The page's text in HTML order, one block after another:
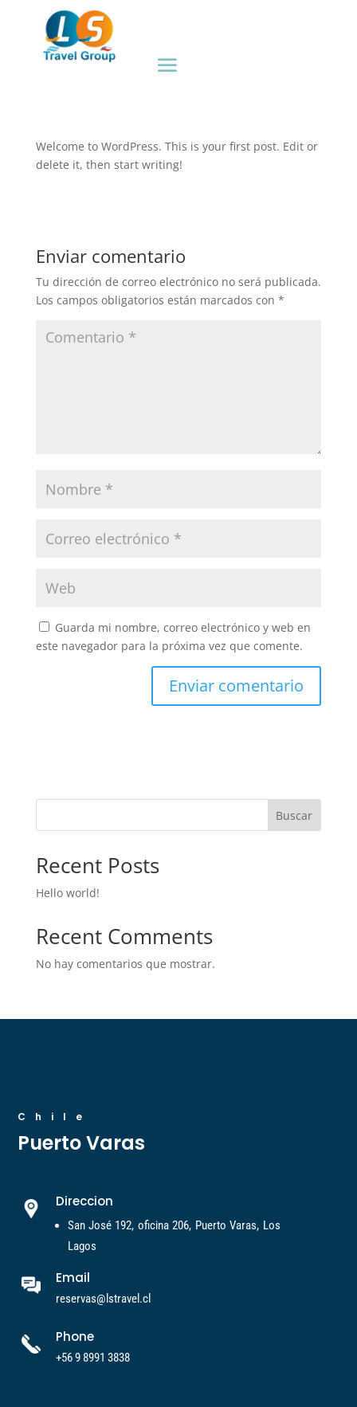
Hello world!
Welcome to WordPress. This is your first post. Edit or
delete it, then start writing!
Enviar comentario
Tu dirección de correo electrónico no será publicada.
Los campos obligatorios están marcados con *
Guarda mi nombre, correo electrónico y web en
este navegador para la próxima vez que comente.
Buscar
Recent Posts
Hello world!
Recent Comments
No hay comentarios que mostrar.
Chile
Puerto Varas
Direccion
San José 192, oficina 206, Puerto Varas, Los
Lagos
Email
reservas@lstravel.cl
Phone
+56 9 8991 3838